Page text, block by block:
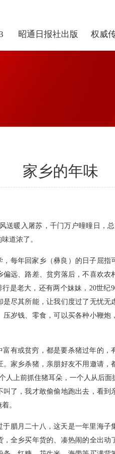
昭通日报社出版 权威
家乡的年味
送暖入屠苏，千门万户曈曈日，
道浓了。
，每年回家乡（彝良）的日子屈指
偏远、路差、贫穷落后，不喜欢农
行是老大，还有两个妹妹，20世纪
是尽其所能，让我们度过了无忧无
岁钱、零食，可以买各种小鞭炮
有或贫穷，都是要杀猪过年的，
。家乡杀猪，亲朋好友不用邀请，
人上前抓住猪耳朵，一个人从后面
叫了，我才敢偷偷地跑出去，看到
。
于腊月二十八，这天是一年里海子
，全乡买年货的、凑热闹的全出动